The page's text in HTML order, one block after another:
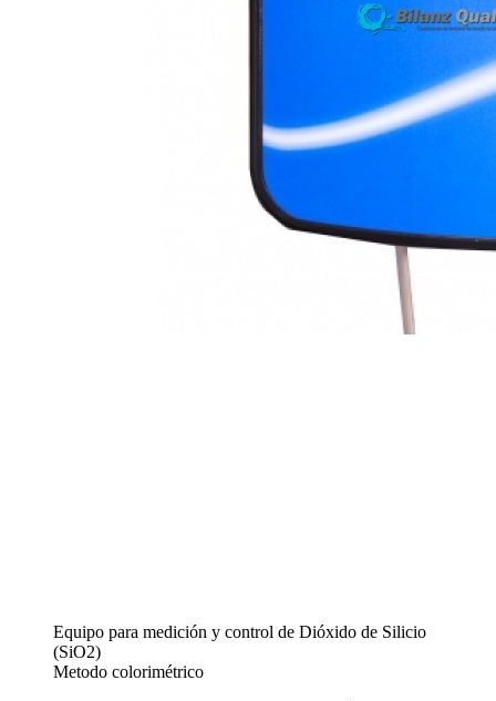
Equipo para medición y control de Dióxido de Silicio
(SiO2)
Metodo colorimétrico